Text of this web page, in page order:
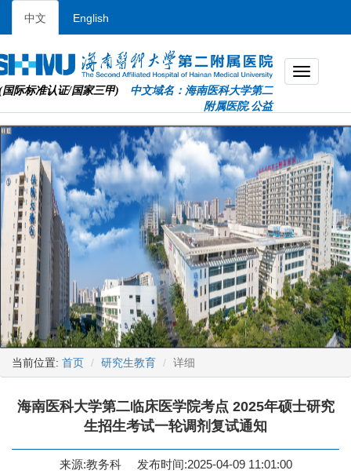
中文 English
国际标准认证/国家三甲) 中文域名：海南医科大学第二
附属医院.公益
当前位置: 首页 研究生教育 详细
海南医科大学第二临床医学院考点 2025年硕士研究
生招生考试一轮调剂复试通知
来源:教务科 发布时间:2025-04-09 11:01:00